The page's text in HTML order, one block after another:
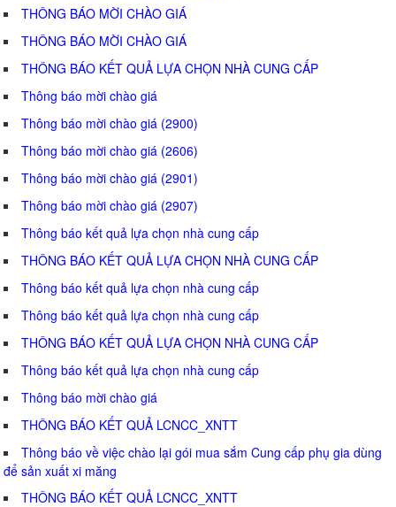
THÔNG BÁO MỜI CHÀO GIÁ
THÔNG BÁO MỜI CHÀO GIÁ
THÔNG BÁO KẾT QUẢ LỰA CHỌN NHÀ CUNG CẤP
Thông báo mời chào giá
Thông báo mời chào giá (2900)
Thông báo mời chào giá (2606)
Thông báo mời chào giá (2901)
Thông báo mời chào giá (2907)
Thông báo kết quả lựa chọn nhà cung cấp
THÔNG BÁO KẾT QUẢ LỰA CHỌN NHÀ CUNG CẤP
Thông báo kết quả lựa chọn nhà cung cấp
Thông báo kết quả lựa chọn nhà cung cấp
THÔNG BÁO KẾT QUẢ LỰA CHỌN NHÀ CUNG CẤP
Thông báo kết quả lựa chọn nhà cung cấp
Thông báo mời chào giá
THÔNG BÁO KẾT QUẢ LCNCC_XNTT
Thông báo về việc chào lại gói mua sắm Cung cấp phụ gia dùng
để sản xuất xi măng
THÔNG BÁO KẾT QUẢ LCNCC_XNTT